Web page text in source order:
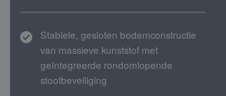
Stabiele, gesloten bodemconstructie
van massieve kunststof met
geïntegreerde rondomlopende
stootbeveiliging